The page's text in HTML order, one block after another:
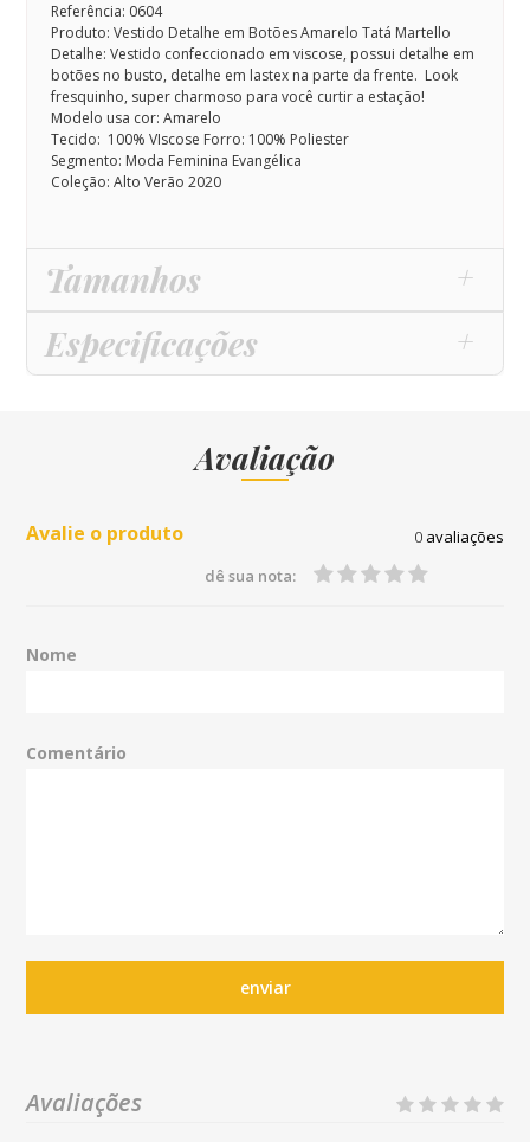
Referência: 0604
Produto: Vestido Detalhe em Botões Amarelo Tatá Martello
Detalhe: Vestido confeccionado em viscose, possui detalhe em
botões no busto, detalhe em lastex na parte da frente. Look
fresquinho, super charmoso para você curtir a estação!
Modelo usa cor: Amarelo
Tecido: 100% VIscose Forro: 100% Poliester
Segmento: Moda Feminina Evangélica
Coleção: Alto Verão 2020
Tamanhos
Especificações
Avaliação
Avalie o produto 0avaliações
dê sua nota:
Nome
Comentário
enviar
Avaliações